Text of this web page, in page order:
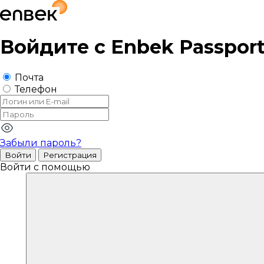
Войдите с Enbek
Почта
Телефон
Забыли пароль?
Войти Регистрация
Войти с помощью